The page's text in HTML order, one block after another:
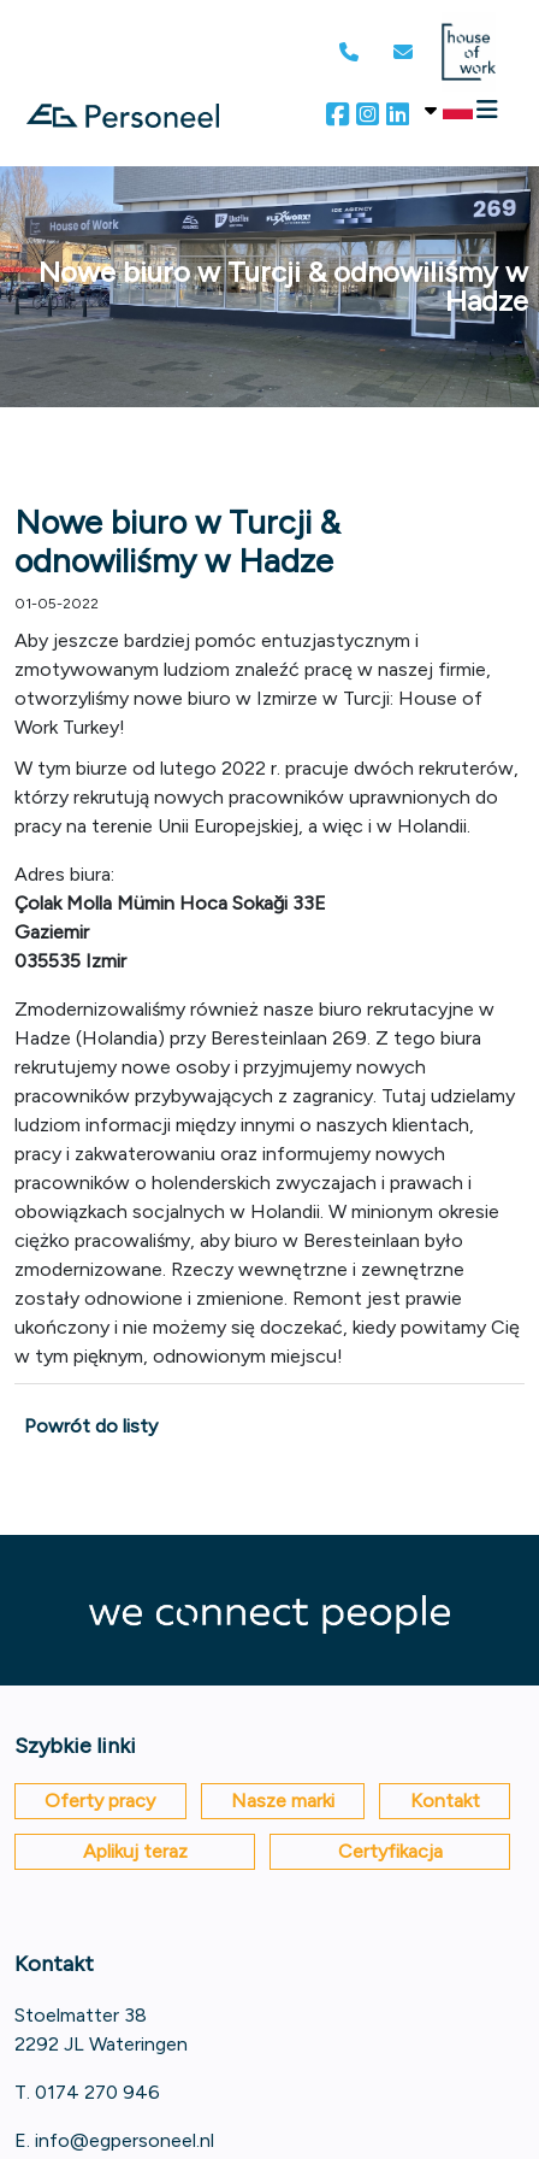
Nowe biuro w Turcji & odnowiliśmy w
Hadze
Nowe biuro w Turcji &
odnowiliśmy w Hadze
01-05-2022
Aby jeszcze bardziej pomóc entuzjastycznym i
zmotywowanym ludziom znaleźć pracę w naszej firmie,
otworzyliśmy nowe biuro w Izmirze w Turcji: House of
Work Turkey!
W tym biurze od lutego 2022 r. pracuje dwóch rekruterów,
którzy rekrutują nowych pracowników uprawnionych do
pracy na terenie Unii Europejskiej, a więc i w Holandii.
Adres biura:
Çolak Molla Mümin Hoca Sokaği 33E
Gaziemir
035535 Izmir
Zmodernizowaliśmy również nasze biuro rekrutacyjne w
Hadze (Holandia) przy Beresteinlaan 269. Z tego biura
rekrutujemy nowe osoby i przyjmujemy nowych
pracowników przybywających z zagranicy. Tutaj udzielamy
ludziom informacji między innymi o naszych klientach,
pracy i zakwaterowaniu oraz informujemy nowych
pracowników o holenderskich zwyczajach i prawach i
obowiązkach socjalnych w Holandii. W minionym okresie
ciężko pracowaliśmy, aby biuro w Beresteinlaan było
zmodernizowane. Rzeczy wewnętrzne i zewnętrzne
zostały odnowione i zmienione. Remont jest prawie
ukończony i nie możemy się doczekać, kiedy powitamy Cię
w tym pięknym, odnowionym miejscu!
Powrót do listy
Szybkie linki
Oferty pracy Nasze marki Kontakt
Aplikuj teraz Certyfikacja
Kontakt
Stoelmatter 38
2292 JL Wateringen
T. 0174 270 946
E. info@egpersoneel.nl